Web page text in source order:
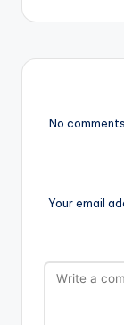
No
Your email